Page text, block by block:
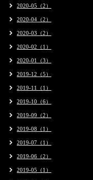
2020-05（2）
2020-04（2）
2020-03（2）
2020-02（1）
2020-01（3）
2019-12（5）
2019-11（1）
2019-10（6）
2019-09（2）
2019-08（1）
2019-07（1）
2019-06（2）
2019-05（1）